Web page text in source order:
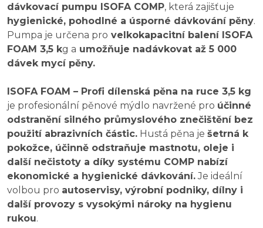
dávkovací pumpu ISOFA COMP, která zajišťuje
hygienické, pohodlné a úsporné dávkování pěny.
Pumpa je určena pro velkokapacitní balení ISOFA
FOAM 3,5 kg a umožňuje nadávkovat až 5 000
dávek mycí pěny.
ISOFA FOAM – Profi dílenská pěna na ruce 3,5 kg
je profesionální pěnové mýdlo navržené pro účinné
odstranění silného průmyslového znečištění bez
použití abrazivních částic. Hustá pěna je šetrná k
pokožce, účinně odstraňuje mastnotu, oleje i
další nečistoty a díky systému COMP nabízí
ekonomické a hygienické dávkování.Je ideální
volbou pro autoservisy, výrobní podniky, dílny i
další provozy s vysokými nároky na hygienu
rukou.